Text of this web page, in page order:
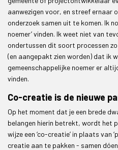
aanwezigen voor, en streef ernaar
onderzoek samen uit te komen. Ik
noemer’ vinden. Ik weet niet van
ondertussen dit soort processen
(en aangepakt zien worden) dat ik
gemeenschappelijke noemer er
vinden.
Co-creatie is de nieuwe
Op het moment dat je een brede
belangen hierin betrekt, wordt het
wijze een ‘co-creatie’ in plaats van
creatie aan te pakken - samen